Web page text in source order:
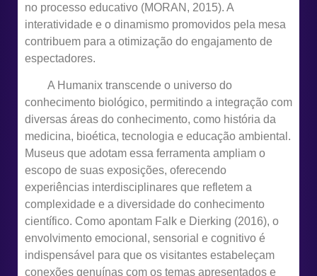
no processo educativo (MORAN, 2015). A
interatividade e o dinamismo promovidos pela mesa
contribuem para a otimização do engajamento de
espectadores.
A Humanix transcende o universo do
conhecimento biológico, permitindo a integração com
diversas áreas do conhecimento, como história da
medicina, bioética, tecnologia e educação ambiental.
Museus que adotam essa ferramenta ampliam o
escopo de suas exposições, oferecendo
experiências interdisciplinares que refletem a
complexidade e a diversidade do conhecimento
científico. Como apontam Falk e Dierking (2016), o
envolvimento emocional, sensorial e cognitivo é
indispensável para que os visitantes estabeleçam
conexões genuínas com os temas apresentados e